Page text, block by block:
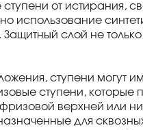
ступени от истирания,
использование
Защитный слой не
ступени могут
ступени,
фризовой верхней или
для